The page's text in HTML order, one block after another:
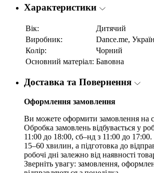
Характеристики
Вік:
Дитячий
Виробник:
Dance.me,
Колір:
Чорний
Основний матеріал: Бавовна
Доставка та Повернення
Оформлення замовлення
Ви можете оформити замовлення на
Обробка замовлень відбувається у
11:00 до 18:00, сб–нд з 11:00 до
15–60 хвилин, а підготовка до
робочі дні залежно від наявності
Зверніть увагу: замовлення,